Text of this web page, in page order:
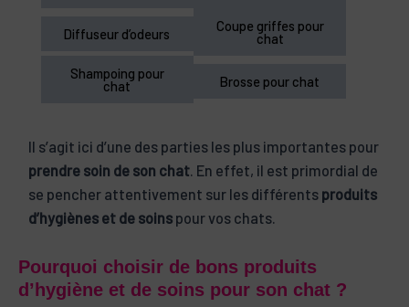
Diffuseur d’odeurs
Coupe griffes pour
chat
Shampoing pour
chat Brosse pour chat
Il s’agit ici d’une des parties les plus importantes pour
prendre soin de son chat. En effet, il est primordial de
se pencher attentivement sur les différents produits
d’hygiènes et de soinspour vos chats.
Pourquoi choisir de bons produits
d’hygiène et de soins pour son chat ?